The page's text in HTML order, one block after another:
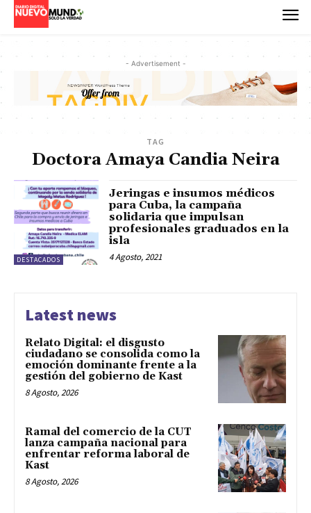
- Advertisement -
TAG
Doctora Amaya Candia Neira
DESTACADOS
Jeringas e insumos médicos
para Cuba, la campaña
solidaria que impulsan
profesionales graduados en la
isla
4 Agosto, 2021
Latest news
Relato Digital: el disgusto
ciudadano se consolida como la
emoción dominante frente a la
gestión del gobierno de Kast
8 Agosto, 2026
Ramal del comercio de la CUT
lanza campaña nacional para
enfrentar reforma laboral de
Kast
8 Agosto, 2026